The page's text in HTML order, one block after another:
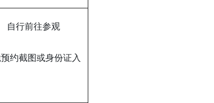
自行前往参观
预约截图或身份证入